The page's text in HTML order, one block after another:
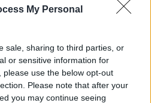
My Personal
sale, sharing to third parties, or
or sensitive information for
use the below opt-out
Please note that after your
you may continue seeing
Több hektáron pusztító
mezőgazdasági tűz